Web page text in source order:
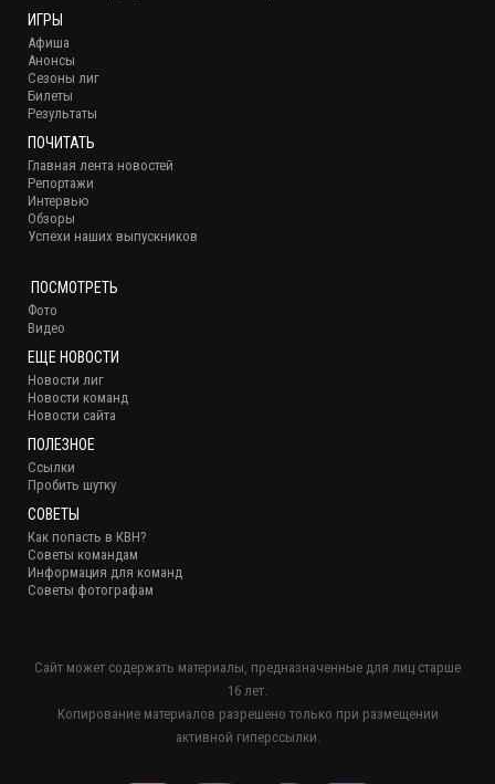
ИГРЫ
Афиша
Анонсы
Сезоны лиг
Билеты
Результаты
ПОЧИТАТЬ
Главная лента новостей
Репортажи
Интервью
Обзоры
Успехи наших выпускников
ПОСМОТРЕТЬ
Фото
Видео
ЕЩЕ НОВОСТИ
Новости лиг
Новости команд
Новости сайта
ПОЛЕЗНОЕ
Ссылки
Пробить шутку
СОВЕТЫ
Как попасть в КВН?
Советы командам
Информация для команд
Советы фотографам
Сайт может содержать материалы, предназначенные для лиц старше
16 лет.
Копирование материалов разрешено только при размещении
активной гиперссылки.